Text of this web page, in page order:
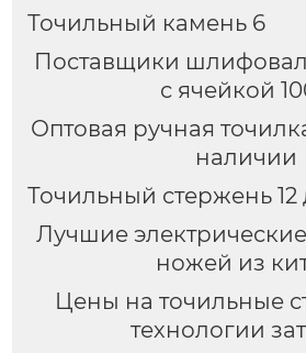
Точильный камень 6
Поставщики
с ячейкой
Оптовая ручная
наличии
Точильный стержень
Лучшие
ножей из
Цены на точильные
технологии